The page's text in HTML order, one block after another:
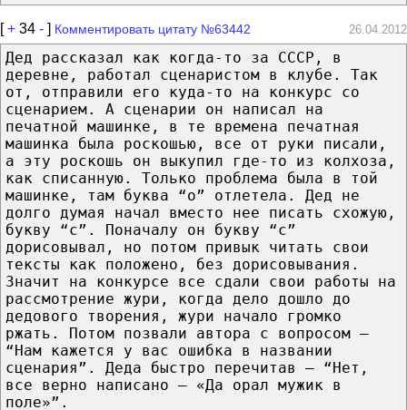
[+ 34 - ] Комментировать цитату №63442 26.04.2012
Дед рассказал как когда-то за СССР, в
деревне, работал сценаристом в клубе. Так
от, отправили его куда-то на конкурс со
сценарием. А сценарии он написал на
печатной машинке, в те времена печатная
машинка была роскошью, все от руки писали,
а эту роскошь он выкупил где-то из колхоза,
как списанную. Только проблема была в той
машинке, там буква “о” отлетела. Дед не
долго думая начал вместо нее писать схожую,
букву “с”. Поначалу он букву “с”
дорисовывал, но потом привык читать свои
тексты как положено, без дорисовывания.
Значит на конкурсе все сдали свои работы на
рассмотрение жури, когда дело дошло до
дедового творения, жури начало громко
ржать. Потом позвали автора с вопросом –
“Нам кажется у вас ошибка в названии
сценария”. Деда быстро перечитав – “Нет,
все верно написано – «Да орал мужик в
поле»”.